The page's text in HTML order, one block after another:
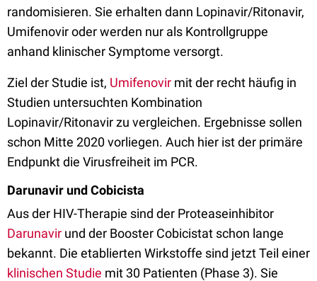
randomisieren. Sie erhalten dann Lopinavir/Ritonavir,
Umifenovir oder werden nur als Kontrollgruppe
anhand klinischer Symptome versorgt.
Ziel der Studie ist, Umifenovir mit der recht häufig in
Studien untersuchten Kombination
Lopinavir/Ritonavir zu vergleichen. Ergebnisse sollen
schon Mitte 2020 vorliegen. Auch hier ist der primäre
Endpunkt die Virusfreiheit im PCR.
Darunavir und Cobicista
Aus der HIV-Therapie sind der Proteaseinhibitor
Darunavir und der Booster Cobicistat schon lange
bekannt. Die etablierten Wirkstoffe sind jetzt Teil einer
klinischen Studie mit 30 Patienten (Phase 3). Sie